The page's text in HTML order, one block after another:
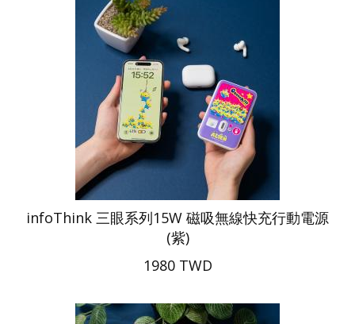
infoThink 三眼系列15W 磁吸無線快充行動電源
(紫)
1980 TWD